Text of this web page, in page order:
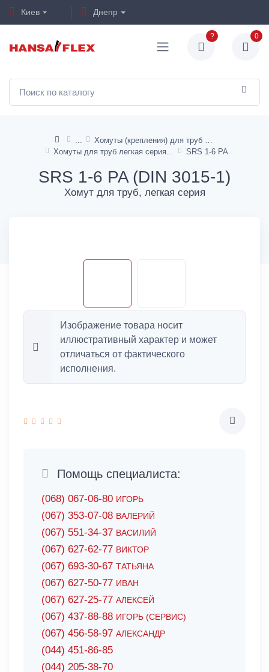
Киев Днепр
? 0
Хомуты для труб легкая серия
SRS 1-6 PA
SRS 1-6 PA (DIN 3015-1)
Хомут для труб, легкая серия
Изображение товара носит
иллюстративный характер и может
отличаться от фактического
исполнения.
Помощь специалиста:
(068) 067-06-80 ИГОРЬ
(067) 353-07-08 ВАЛЕРИЙ
(067) 551-34-37 ВАСИЛИЙ
(067) 627-62-77 ВИКТОР
(067) 693-30-67 ТАТЬЯНА
(067) 627-50-77 ИВАН
(067) 627-25-77 АЛЕКСЕЙ
(067) 437-88-88 ИГОРЬ (СЕРВИС)
(067) 456-58-97 АЛЕКСАНДР
(044) 451-86-85
(044) 205-38-70